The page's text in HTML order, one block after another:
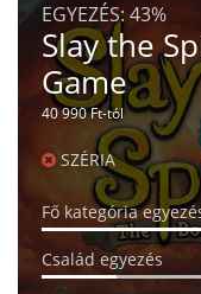
EGYEZÉS: 43%
Slay the
Game
40 990 Ft-tól
SZÉRIA
Fő kategória
Család egyezés